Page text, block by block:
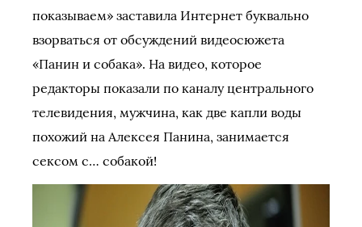
показываем» заставила Интернет буквально
взорваться от обсуждений видеосюжета
«Панин и собака». На видео, которое
редакторы показали по каналу центрального
телевидения, мужчина, как две капли воды
похожий на Алексея Панина, занимается
сексом с… собакой!